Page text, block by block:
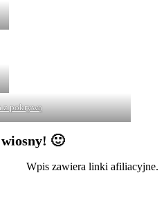
z pokrywą
🙂
Wpis zawiera linki afiliacyjne.